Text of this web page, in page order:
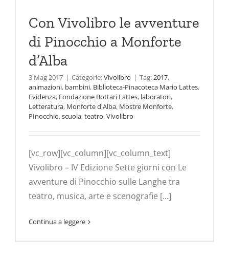
Con Vivolibro le avventure
di Pinocchio a Monforte
d’Alba
3 Mag 2017 | Categorie:Vivolibro | Tag:2017,
animazioni, bambini, Biblioteca-Pinacoteca Mario Lattes,
Evidenza, Fondazione Bottari Lattes, laboratori,
Letteratura, Monforte d'Alba, Mostre Monforte,
PInocchio,scuola,teatro,Vivolibro
[vc_row][vc_column][vc_column_text]
Vivolibro – IV Edizione Sette giorni con Le
avventure di Pinocchio sulle Langhe tra
teatro, musica, arte e scenografie [...]
Continua a leggere